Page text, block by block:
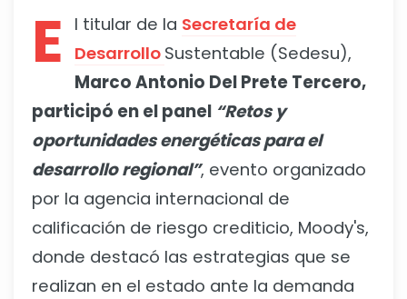
E l titular de la Secretaría de
Desarrollo Sustentable (Sedesu),
Marco Antonio Del Prete Tercero,
participó en el panel “Retos y
oportunidades energéticas para el
desarrollo regional”, evento organizado
por la agencia internacional de
calificación de riesgo crediticio, Moody's,
donde destacó las estrategias que se
realizan en el estado ante la demanda